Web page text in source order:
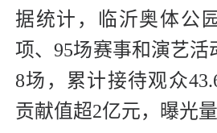
据统计，临沂奥体公
项、95场赛事和演艺活
8场，累计接待观众
贡献值超2亿元，曝光量